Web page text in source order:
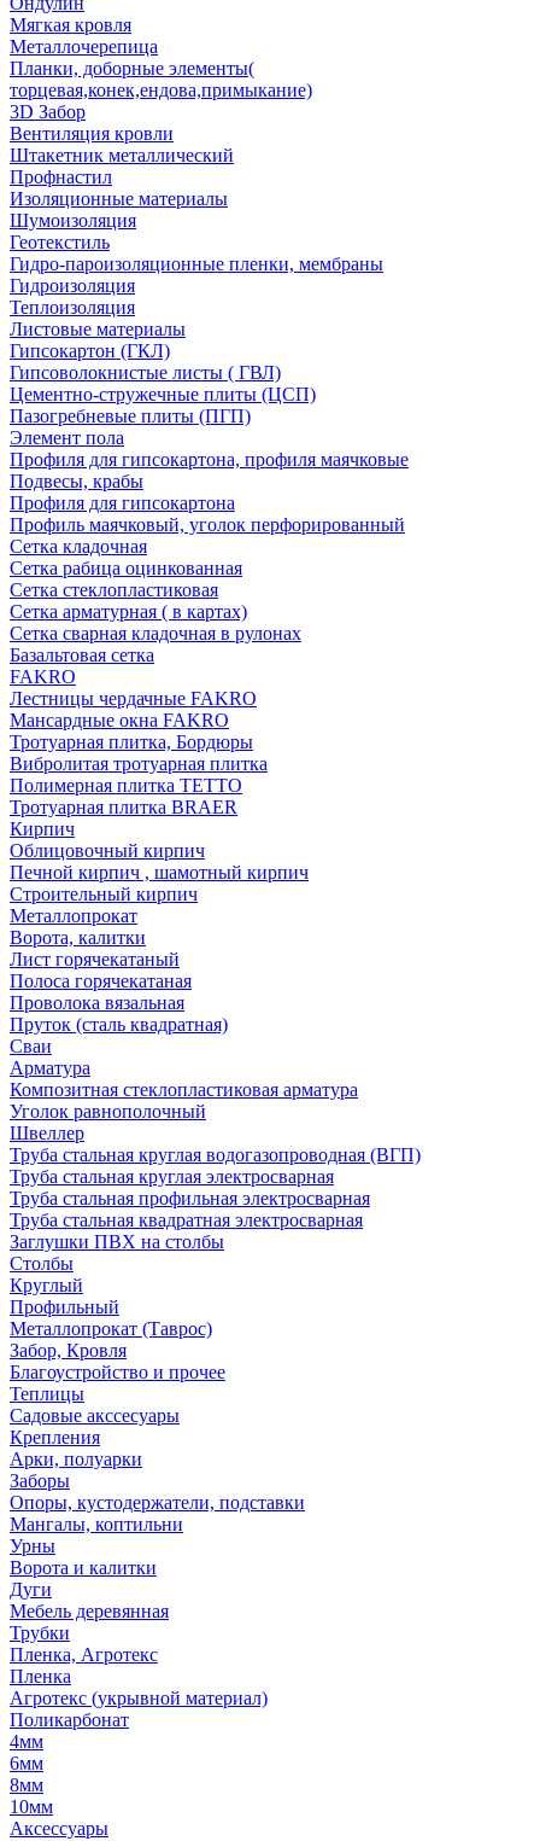
Мягкая кровля
Металлочерепица
Планки, доборные элементы(
торцевая,конек,ендова,примыкание)
3D Забор
Вентиляция кровли
Штакетник металлический
Профнастил
Изоляционные материалы
Шумоизоляция
Геотекстиль
Гидро-пароизоляционные пленки, мембраны
Гидроизоляция
Теплоизоляция
Листовые материалы
Гипсокартон (ГКЛ)
Гипсоволокнистые листы ( ГВЛ)
Цементно-стружечные плиты (ЦСП)
Пазогребневые плиты (ПГП)
Элемент пола
Профиля для гипсокартона, профиля маячковые
Подвесы, крабы
Профиля для гипсокартона
Профиль маячковый, уголок перфорированный
Сетка кладочная
Сетка рабица оцинкованная
Сетка стеклопластиковая
Сетка арматурная ( в картах)
Сетка сварная кладочная в рулонах
Базальтовая сетка
FAKRO
Лестницы чердачные FAKRO
Мансардные окна FAKRO
Тротуарная плитка, Бордюры
Вибролитая тротуарная плитка
Полимерная плитка TETTO
Тротуарная плитка BRAER
Кирпич
Облицовочный кирпич
Печной кирпич , шамотный кирпич
Строительный кирпич
Металлопрокат
Ворота, калитки
Лист горячекатаный
Полоса горячекатаная
Проволока вязальная
Пруток (сталь квадратная)
Сваи
Арматура
Композитная стеклопластиковая арматура
Уголок равнополочный
Швеллер
Труба стальная круглая водогазопроводная (ВГП)
Труба стальная круглая электросварная
Труба стальная профильная электросварная
Труба стальная квадратная электросварная
Заглушки ПВХ на столбы
Столбы
Круглый
Профильный
Металлопрокат (Таврос)
Забор, Кровля
Благоустройство и прочее
Теплицы
Садовые акссесуары
Крепления
Арки, полуарки
Заборы
Опоры, кустодержатели, подставки
Мангалы, коптильни
Урны
Ворота и калитки
Дуги
Мебель деревянная
Трубки
Пленка, Агротекс
Пленка
Агротекс (укрывной материал)
Поликарбонат
4мм
6мм
8мм
10мм
Аксессуары